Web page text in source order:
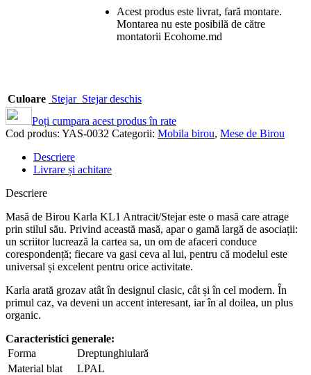
Acest produs este livrat, fară montare.
Montarea nu este posibilă de către
montatorii Ecohome.md
Culoare Stejar Stejar deschis
Poți cumpara acest produs în rate
Cod produs: YAS-0032 Categorii: Mobila birou, Mese de Birou
Descriere
Livrare și achitare
Descriere
Masă de Birou Karla KL1 Antracit/Stejar este o masă care atrage
prin stilul său. Privind această masă, apar o gamă largă de asociații:
un scriitor lucrează la cartea sa, un om de afaceri conduce
corespondență; fiecare va gasi ceva al lui, pentru că modelul este
universal și excelent pentru orice activitate.
Karla arată grozav atât în ​​designul clasic, cât și în cel modern. În
primul caz, va deveni un accent interesant, iar în al doilea, un plus
organic.
Caracteristici generale:
Forma
Dreptunghiulară
Material blat
LPAL